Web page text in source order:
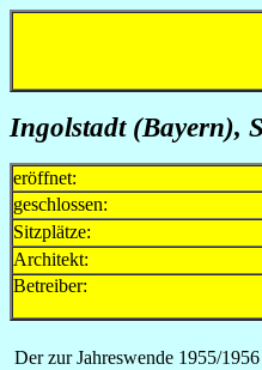
Ingolstadt (Bayern),
eröffnet:
geschlossen:
Sitzplätze:
Architekt:
Betreiber:
Der zur Jahreswende 1955/